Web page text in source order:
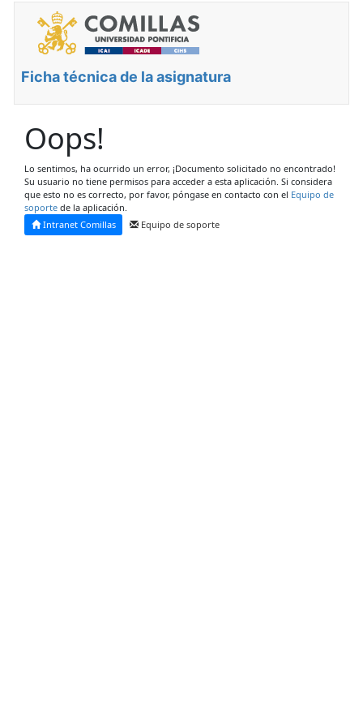
Ficha técnica de la asignatura
Oops!
Lo sentimos, ha ocurrido un error, ¡Documento solicitado no encontrado!
Su usuario no tiene permisos para acceder a esta aplicación. Si considera
que esto no es correcto, por favor, póngase en contacto con el Equipo de
soporte de la aplicación.
Intranet Comillas
Equipo de soporte